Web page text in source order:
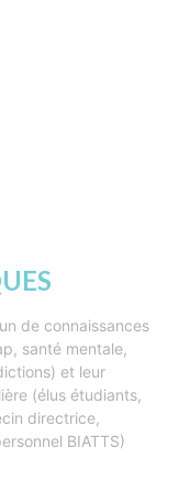
de connaissances
santé mentale,
et leur
(élus étudiants,
directrice,
BIATTS)